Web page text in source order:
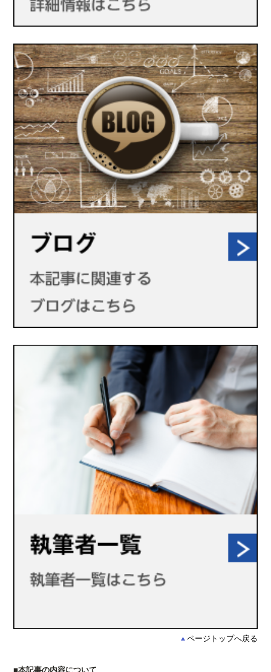
ページトップへ戻る
■本記事の内容について